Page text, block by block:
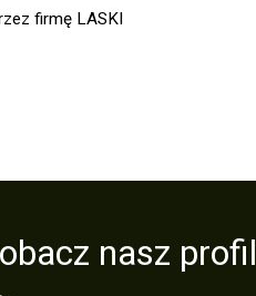
firmę LASKI
nasz profil